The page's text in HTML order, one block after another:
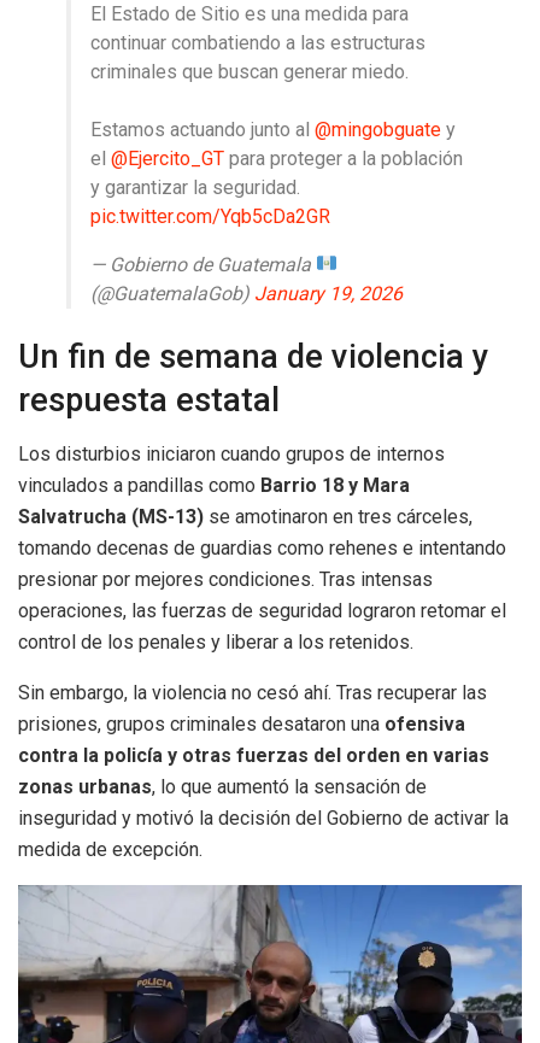
El Estado de Sitio es una medida para
continuar combatiendo a las estructuras
criminales que buscan generar miedo.
Estamos actuando junto al @mingobguate y
el @Ejercito_GT para proteger a la población
y garantizar la seguridad.
pic.twitter.com/Yqb5cDa2GR
— Gobierno de Guatemala
(@GuatemalaGob) January 19, 2026
Un fin de semana de violencia y
respuesta estatal
Los disturbios iniciaron cuando grupos de internos
vinculados a pandillas como Barrio 18 y Mara
Salvatrucha (MS-13) se amotinaron en tres cárceles,
tomando decenas de guardias como rehenes e intentando
presionar por mejores condiciones. Tras intensas
operaciones, las fuerzas de seguridad lograron retomar el
control de los penales y liberar a los retenidos.
Sin embargo, la violencia no cesó ahí. Tras recuperar las
prisiones, grupos criminales desataron una ofensiva
contra la policía y otras fuerzas del orden en varias
zonas urbanas, lo que aumentó la sensación de
inseguridad y motivó la decisión del Gobierno de activar la
medida de excepción.